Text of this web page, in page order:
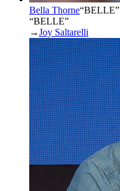
Bella Thorne“BELLE”
“BELLE”
→Joy Saltarelli